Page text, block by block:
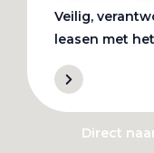
Direct
Veilig,
leasen met